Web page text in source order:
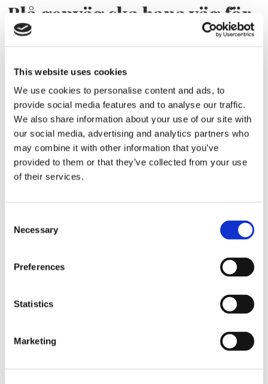
This website uses cookies
We use cookies to personalise content and ads, to
provide social media features and to analyse our traffic.
We also share information about your use of our site with
our social media, advertising and analytics partners who
may combine it with other information that you’ve
provided to them or that they’ve collected from your use
of their services.
Selection
Necessary
Preferences
Statistics
Marketing
Blå genväg ska bana väg för
autonoma färjor
kostym